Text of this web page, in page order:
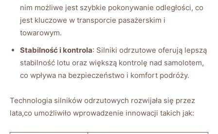
nim możliwe jest szybkie ​pokonywanie odległości, ⁣co
‌jest kluczowe​ w transporcie ‍pasażerskim i
towarowym.
Stabilność‌ i kontrola: Silniki‌ odrzutowe oferują⁢ lepszą
stabilność lotu‌ oraz​ większą‍ kontrolę​ nad samolotem,
co wpływa na ⁣bezpieczeństwo i ⁣komfort podróży.
Technologia silników‌ odrzutowych rozwijała się przez
lata,co ⁣umożliwiło wprowadzenie innowacji takich⁢ jak: